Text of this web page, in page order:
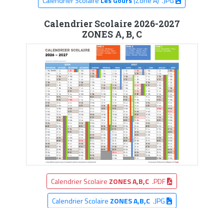
Calendrier Scolaire 2026-2027
ZONES A, B, C
Calendrier Scolaire ZONES A,B,C .PDF
Calendrier Scolaire ZONES A,B,C.JPG